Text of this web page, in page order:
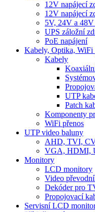
12V napájecí
12V napájecí
5V, 24V a
UPS záložní
PoE napájení
Kabely, Optika, WiFi
Kabely
UTP
Patch
Komponenty
WiFi přenos
UTP video baluny
AHD, TVI,
VGA, HDMI,
Monitory
LCD monitory
Video
Dekóder pro
Propojovací
Servisní LCD